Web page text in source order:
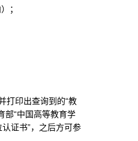
；
打印出查询到的“教
部“中国高等教育学
证书”，之后方可参